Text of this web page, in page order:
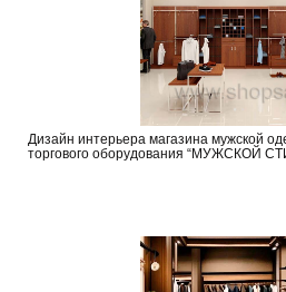
Дизайн интерьера магазина мужской
торгового оборудования “МУЖСКОЙ